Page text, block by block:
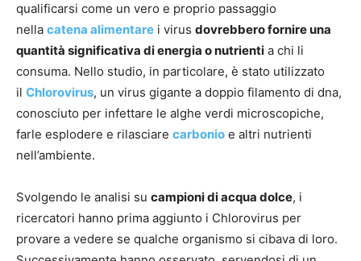
qualificarsi come un vero e proprio passaggio
nella catena alimentare i virus dovrebbero fornire una
quantità significativa di energia o nutrienti a chi li
consuma. Nello studio, in particolare, è stato utilizzato
il Chlorovirus, un virus gigante a doppio filamento di dna,
conosciuto per infettare le alghe verdi microscopiche,
farle esplodere e rilasciare carbonio e altri nutrienti
nell’ambiente.
Svolgendo le analisi su campioni di acqua dolce, i
ricercatori hanno prima aggiunto i Chlorovirus per
provare a vedere se qualche organismo si cibava di loro.